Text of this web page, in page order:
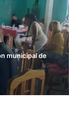
municipal de